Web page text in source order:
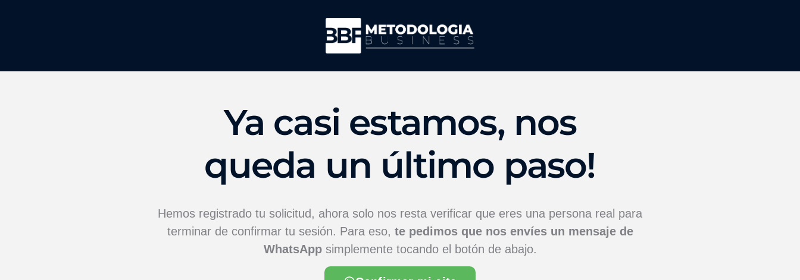
Ya casi estamos, nos
queda un último paso!
Hemos registrado tu solicitud, ahora solo nos resta verificar que eres una persona real para
terminar de confirmar tu sesión. Para eso, te pedimos que nos envíes un mensaje de
WhatsAppsimplemente tocando el botón de abajo.